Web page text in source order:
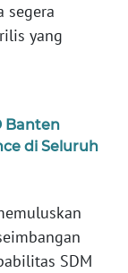
segera
yang
Banten
di Seluruh
SDM